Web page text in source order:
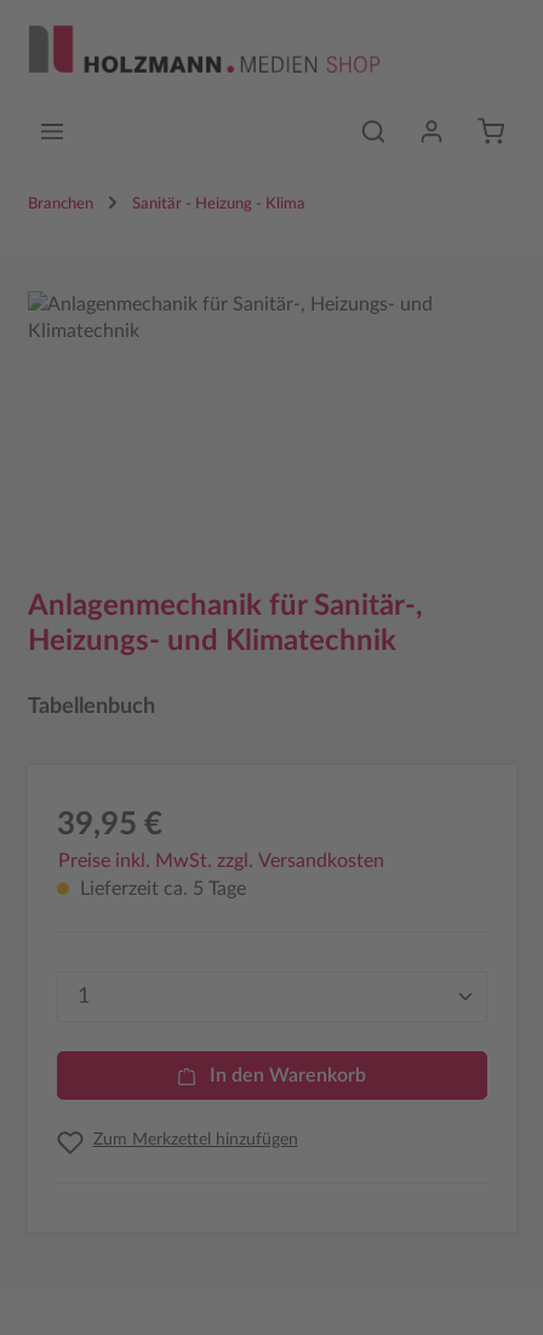
Branchen Sanitär - Heizung - Klima
Bildergalerie überspringen
Anlagenmechanik für Sanitär-,
Heizungs- und Klimatechnik
Tabellenbuch
39,95 €
Preise inkl. MwSt. zzgl. Versandkosten
Lieferzeit ca. 5 Tage
Produkt Anzahl: Gib den gewünschten
In den Warenkorb
Zum Merkzettel hinzufügen